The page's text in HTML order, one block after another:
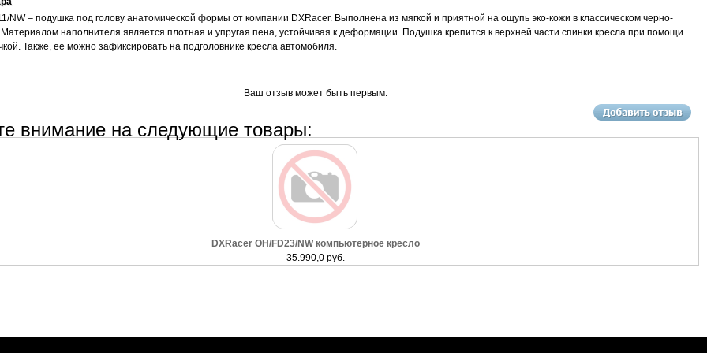
NW – подушка под голову анатомической формы от компании DXRacer. Выполнена из мягкой и приятной на ощупь эко-кожи в классическом черно-
наполнителя является плотная и упругая пена, устойчивая к деформации. Подушка крепится к верхней части спинки кресла при помощи
Также, ее можно зафиксировать на подголовнике кресла автомобиля.
Ваш отзыв может быть первым.
внимание на следующие товары:
DXRacer OH/FD23/NW компьютерное кресло
35.990,0 руб.